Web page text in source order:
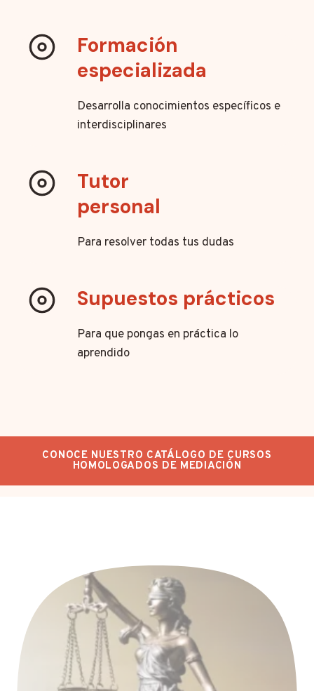
Formación
especializada
Desarrolla conocimientos específicos e
interdisciplinares
Tutor
personal
Para resolver todas tus dudas
Supuestos prácticos
Para que pongas en práctica lo
aprendido
CONOCE NUESTRO CATÁLOGO DE CURSOS
HOMOLOGADOS DE MEDIACIÓN